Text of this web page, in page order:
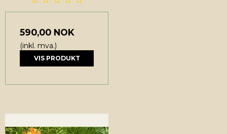
590,00 NOK
(inkl. mva.)
VIS PRODUKT